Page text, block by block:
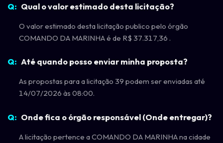
Qual o valor estimado desta licitação?
O valor estimado desta licitação publico pelo órgão
COMANDO DA MARINHA é de R$ 37.317,36 .
Até quando posso enviar minha proposta?
As propostas para a licitação 39 podem ser enviadas até
14/07/2026 às 08:00.
Onde fica o órgão responsável (Onde entregar)?
A licitação pertence a COMANDO DA MARINHA na cidade